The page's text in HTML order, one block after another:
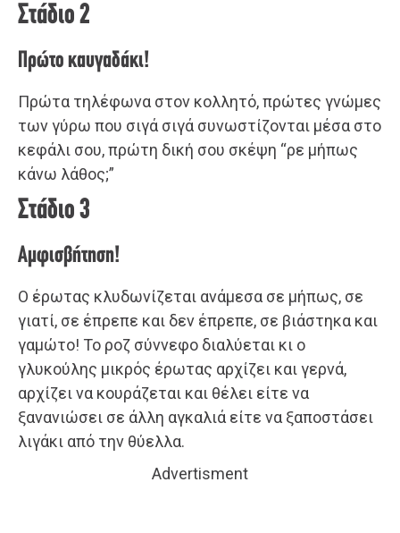
Στάδιο 2
Πρώτο καυγαδάκι!
Πρώτα τηλέφωνα στον κολλητό, πρώτες γνώμες
των γύρω που σιγά σιγά συνωστίζονται μέσα στο
κεφάλι σου, πρώτη δική σου σκέψη “ρε μήπως
κάνω λάθος;”
Στάδιο 3
Αμφισβήτηση!
Ο έρωτας κλυδωνίζεται ανάμεσα σε μήπως, σε
γιατί, σε έπρεπε και δεν έπρεπε, σε βιάστηκα και
γαμώτο! Το ροζ σύννεφο διαλύεται κι ο
γλυκούλης μικρός έρωτας αρχίζει και γερνά,
αρχίζει να κουράζεται και θέλει είτε να
ξανανιώσει σε άλλη αγκαλιά είτε να ξαποστάσει
λιγάκι από την θύελλα.
Advertisment